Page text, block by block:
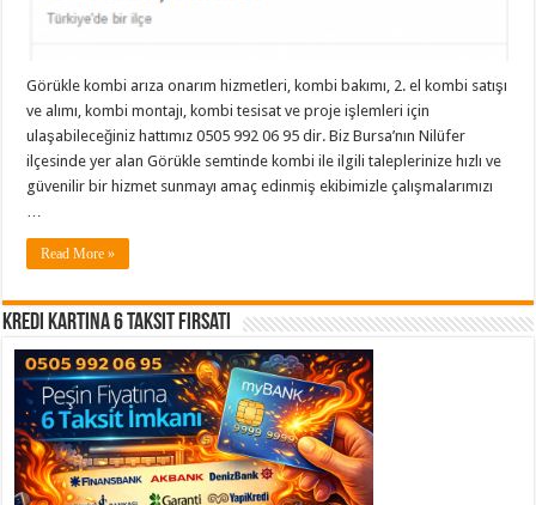
Görükle kombi arıza onarım hizmetleri, kombi bakımı, 2. el kombi satışı
ve alımı, kombi montajı, kombi tesisat ve proje işlemleri için
ulaşabileceğiniz hattımız 0505 992 06 95 dir. Biz Bursa’nın Nilüfer
ilçesinde yer alan Görükle semtinde kombi ile ilgili taleplerinize hızlı ve
güvenilir bir hizmet sunmayı amaç edinmiş ekibimizle çalışmalarımızı
Read More »
Kredi Kartına 6 Taksit Fırsatı